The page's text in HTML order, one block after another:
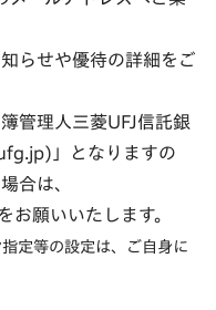
らせや優待の詳細をご
管理人三菱UFJ信託銀
」となりますの
合は、
お願いいたします。
定等の設定は、ご自身に